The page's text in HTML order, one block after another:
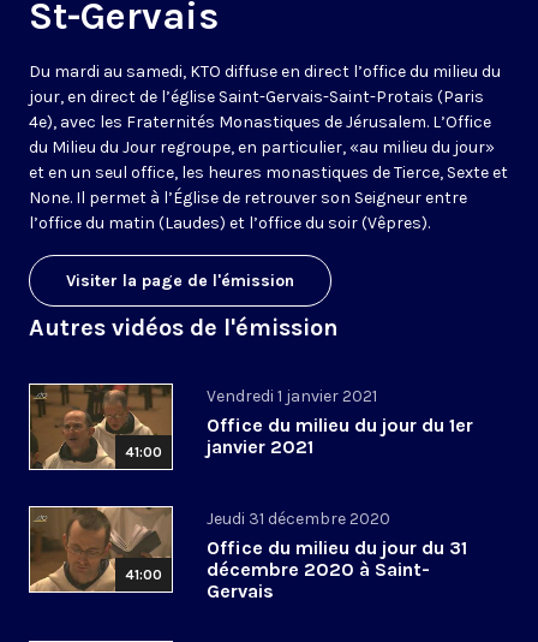
St-Gervais
Du mardi au samedi, KTO diffuse en direct l’office du milieu du
jour, en direct de l’église Saint-Gervais-Saint-Protais (Paris
4e), avec les Fraternités Monastiques de Jérusalem. L’Office
du Milieu du Jour regroupe, en particulier, «au milieu du jour»
et en un seul office, les heures monastiques de Tierce, Sexte et
None. Il permet à l’Église de retrouver son Seigneur entre
l’office du matin (Laudes) et l’office du soir (Vêpres).
Visiter la page de l'émission
Autres vidéos de l'émission
41:00
Vendredi 1 janvier 2021
Office du milieu du jour du 1er
janvier 2021
41:00
Jeudi 31 décembre 2020
Office du milieu du jour du 31
décembre 2020 à Saint-
Gervais